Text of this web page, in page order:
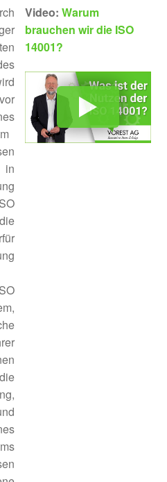
ISO
1
öffnen
50001
öffnen
/
Kurs
in
Video: Warum
brauchen wir die ISO
14001?